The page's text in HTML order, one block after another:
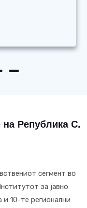
на Република С.
сегмент во
за јавно
и 10-те регионални